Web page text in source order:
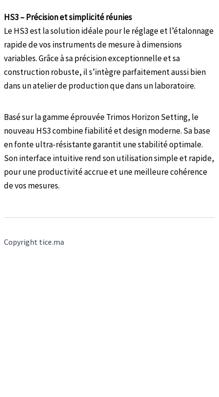
HS3 – Précision et simplicité réunies
Le HS3 est la solution idéale pour le réglage et l’étalonnage
rapide de vos instruments de mesure à dimensions
variables. Grâce à sa précision exceptionnelle et sa
construction robuste, il s’intègre parfaitement aussi bien
dans un atelier de production que dans un laboratoire.
Basé sur la gamme éprouvée Trimos Horizon Setting, le
nouveau HS3 combine fiabilité et design moderne. Sa base
en fonte ultra-résistante garantit une stabilité optimale.
Son interface intuitive rend son utilisation simple et rapide,
pour une productivité accrue et une meilleure cohérence
de vos mesures.
Copyright tice.ma